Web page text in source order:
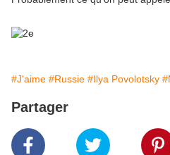
#J'aime #Russie #Ilya Povolotsky
Partager